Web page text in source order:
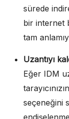
sürede
bir internet
tam
Uzantıyı
Eğer IDM
seçeneğini